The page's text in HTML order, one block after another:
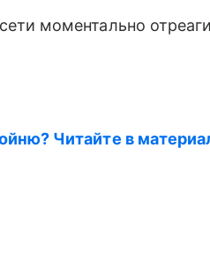
моментально
Читайте в